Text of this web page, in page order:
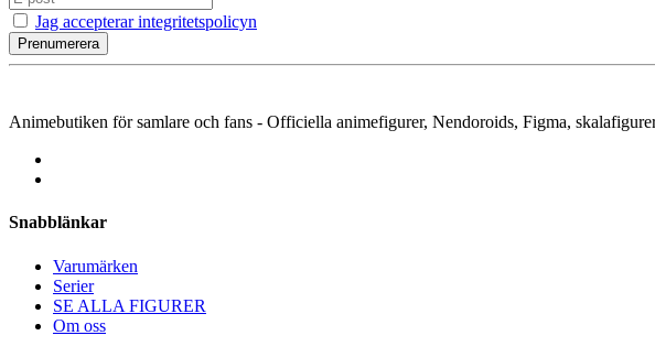
Jag accepterar integritetspolicyn
Prenumerera
Animebutiken för samlare och fans - Officiella animefigurer, Nendoroids, Figma,
Snabblänkar
Varumärken
Serier
SE ALLA FIGURER
Om oss